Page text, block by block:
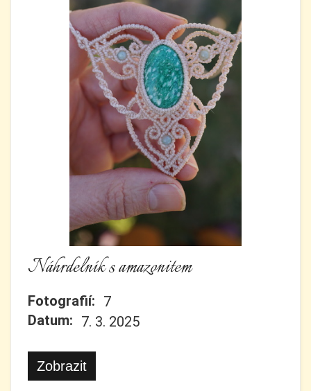
Náhrdelník s amazonitem
Fotografií: 7
Datum: 7. 3. 2025
Zobrazit